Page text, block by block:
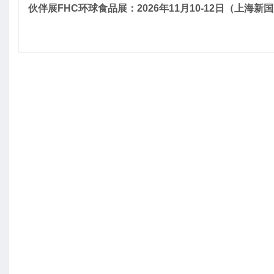
伙伴展FHC环球食品展：2026年11月10-12日（上海新国